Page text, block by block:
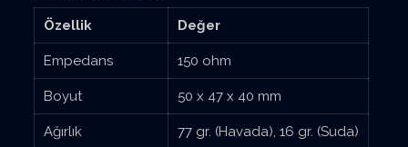
Özellik Değer
Empedans 150 ohm
Boyut 50 x 47 x 40 mm
Ağırlık 77 gr. (Havada), 16 gr. (Suda)